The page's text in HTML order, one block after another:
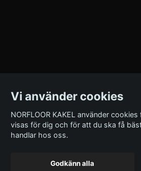
Vi använder cookies
NORFLOOR KAKEL använder
visas för dig och för att du ska få
handlar hos oss.
Godkänn alla